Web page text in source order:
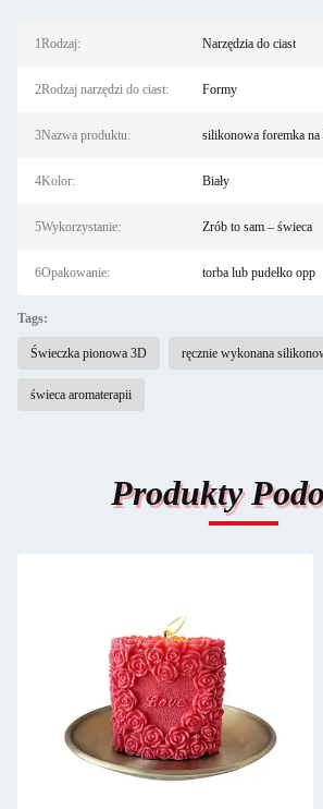
1Rodzaj: Narzędzia do ciast
2Rodzaj narzędzi do ciast: Formy
3Nazwa produktu: silikonowa foremka na
4Kolor: Biały
5Wykorzystanie: Zrób to sam – świeca
6Opakowanie: torba lub pudełko opp
Tags:
Świeczka pionowa 3D ręcznie wykonana
świeca aromaterapii
Produkty